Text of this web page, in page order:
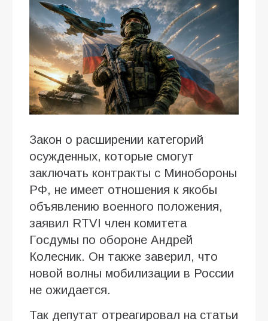
Закон о расширении категорий
осужденных, которые смогут
заключать контракты с Минобороны
РФ, не имеет отношения к якобы
объявлению военного положения,
заявил RTVI член комитета
Госдумы по обороне Андрей
Колесник. Он также заверил, что
новой волны мобилизации в России
не ожидается.
Так депутат отреагировал на статьи